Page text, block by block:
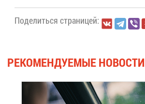
По­де­лить­ся стра­ни­цей:
РЕ­КО­МЕН­ДУ­Е­МЫЕ НО­ВО­СТИ